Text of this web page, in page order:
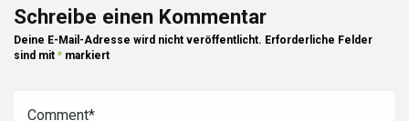
Schreibe einen Kommentar
Deine E-Mail-Adresse wird nicht veröffentlicht. Erforderliche Felder
sind mit * markiert